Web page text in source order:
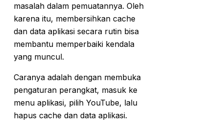
masalah dalam pemuatannya. Oleh
karena itu, membersihkan cache
dan data aplikasi secara rutin bisa
membantu memperbaiki kendala
yang muncul.
Caranya adalah dengan membuka
pengaturan perangkat, masuk ke
menu aplikasi, pilih YouTube, lalu
hapus cache dan data aplikasi.